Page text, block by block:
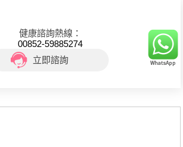
健康諮詢熱線：
00852-59885274
立即諮詢